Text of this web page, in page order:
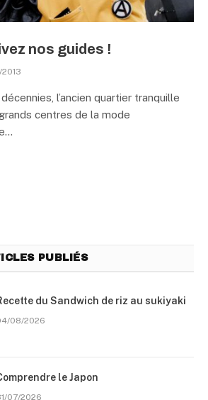
nos guides !
l’ancien quartier tranquille
centres de la mode
PUBLIÉS
du Sandwich de riz au sukiyaki
08/2026
le Japon
07/2026